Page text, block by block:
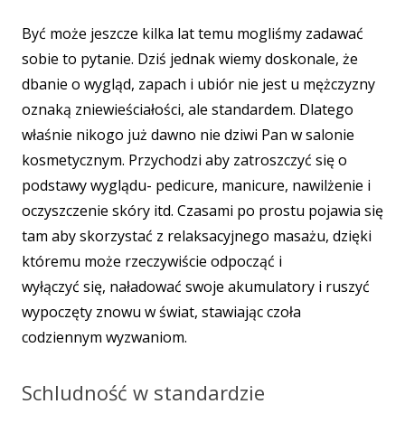
Być może jeszcze kilka lat temu mogliśmy zadawać
sobie to pytanie. Dziś jednak wiemy doskonale, że
dbanie o wygląd, zapach i ubiór nie jest u mężczyzny
oznaką zniewieściałości, ale standardem. Dlatego
właśnie nikogo już dawno nie dziwi Pan w salonie
kosmetycznym. Przychodzi aby zatroszczyć się o
podstawy wyglądu- pedicure, manicure, nawilżenie i
oczyszczenie skóry itd. Czasami po prostu pojawia się
tam aby skorzystać z relaksacyjnego masażu, dzięki
któremu może rzeczywiście odpocząć i
wyłączyć się, naładować swoje akumulatory i ruszyć
wypoczęty znowu w świat, stawiając czoła
codziennym wyzwaniom.
Schludność w standardzie